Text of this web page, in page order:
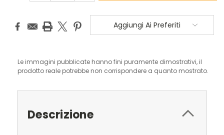
Aggiungi Ai Preferiti
Le immagini pubblicate hanno fini puramente dimostrativi, il
prodotto reale potrebbe non corrispondere a quanto mostrato.
Descrizione